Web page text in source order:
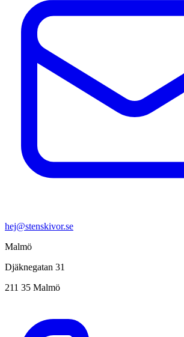
hej@stenskivor.se
Malmö
Djäknegatan 31
211 35 Malmö